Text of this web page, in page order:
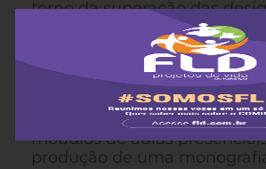
torno da superação das
sócio-econômicas que
que favorecem o
pessoas. Com carga horária
o curso Lato Sensu em
Diversidade e Cultura
duração de dois anos,
módulos de aulas
produção de uma